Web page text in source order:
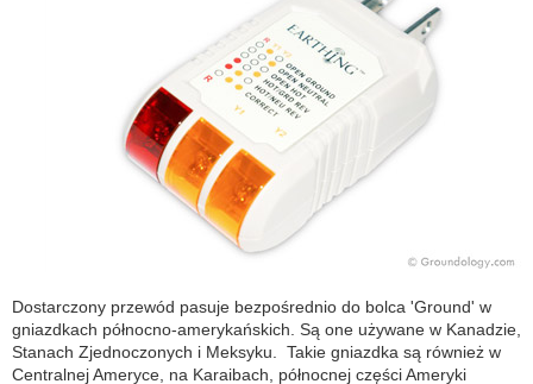
Dostarczony przewód pasuje bezpośrednio do bolca 'Ground' w
gniazdkach północno-amerykańskich. Są one używane w Kanadzie,
Stanach Zjednoczonych i Meksyku. Takie gniazdka są również w
Centralnej Ameryce, na Karaibach, północnej części Ameryki